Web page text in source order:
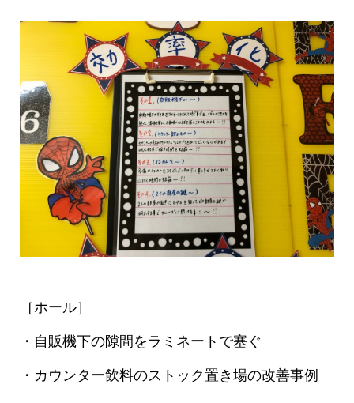
［ホール］
・自販機下の隙間をラミネートで塞ぐ
・カウンター飲料のストック置き場の改善事例